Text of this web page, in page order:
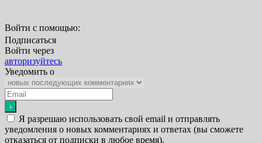
Войти с помощью:
Подписаться
Войти через
авторизуйтесь
Уведомить о
Я разрешаю использовать свой email и отправлять
уведомления о новых комментариях и ответах (вы cможете
отказаться от подписки в любое время).